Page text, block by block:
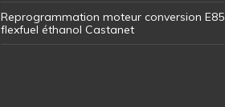
Reprogrammation moteur conversion E85
flexfuel éthanol Castanet